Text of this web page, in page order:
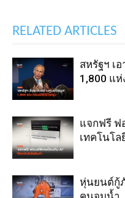
RELATED ARTICLES
สหรัฐฯ เ
1,800 แห่
แจกฟรี ฟ
เทคโนโล
หุ่นยนต์กู้